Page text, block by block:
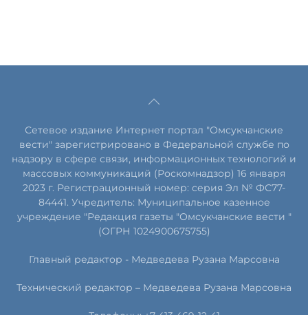
Сетевое издание Интернет портал "Омсукчанские
вести" зарегистрировано в Федеральной службе по
надзору в сфере связи, информационных технологий и
массовых коммуникаций (Роскомнадзор) 16 января
2023 г. Регистрационный номер: серия Эл № ФС77-
84441. Учредитель: Муниципальное казенное
учреждение "Редакция газеты "Омсукчанские вести "
(ОГРН 1024900675755)
Главный редактор - Медведева Рузана Марсовна
Технический редактор – Медведева Рузана Марсовна